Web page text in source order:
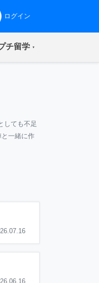
ログイン
チ留学(current)
しても不足
一緒に作